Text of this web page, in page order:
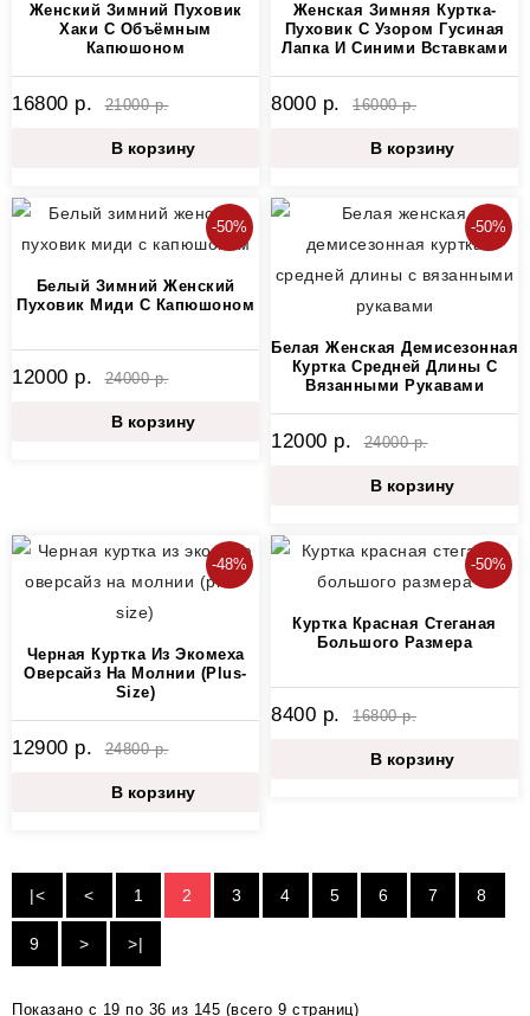
Женский Зимний Пуховик
Хаки С Объёмным
Капюшоном
16800 р. 21000 р.
В корзину
Женская Зимняя Куртка-
Пуховик С Узором Гусиная
Лапка И Синими Вставками
8000 р. 16000 р.
В корзину
-50%
Белый Зимний Женский
Пуховик Миди С Капюшоном
12000 р. 24000 р.
В корзину
-50%
Белая Женская Демисезонная
Куртка Средней Длины С
Вязанными Рукавами
12000 р. 24000 р.
В корзину
-48%
Черная Куртка Из Экомеха
Оверсайз На Молнии (plus-
Size)
12900 р. 24800 р.
В корзину
-50%
Куртка Красная Стеганая
Большого Размера
8400 р. 16800 р.
В корзину
|< < 1 2 3 4 5 6 7 8
9 > >|
Показано с 19 по 36 из 145 (всего 9 страниц)